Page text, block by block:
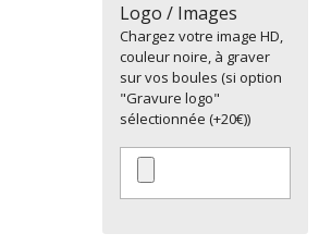
Logo / Images
Chargez votre image HD,
couleur noire, à graver
sur vos boules (si option
"Gravure logo"
sélectionnée (+20€))